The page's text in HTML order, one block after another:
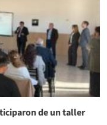
de un taller